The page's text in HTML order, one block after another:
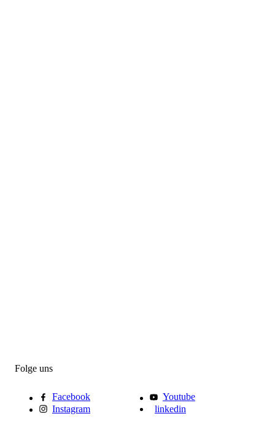
Folge uns
Facebook
Youtube
Instagram
linkedin